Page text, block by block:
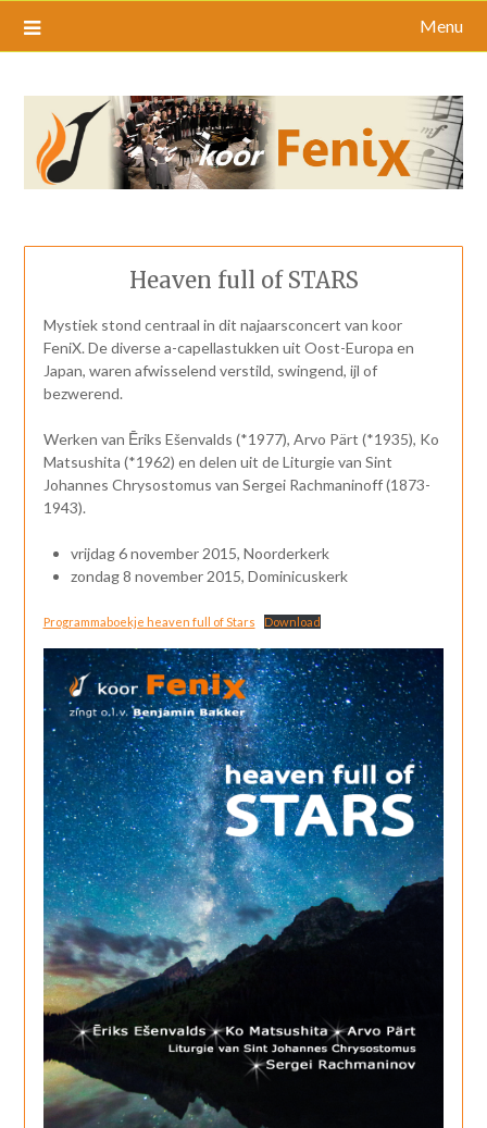
Menu
Heaven full of STARS
Mystiek stond centraal in dit najaarsconcert van koor
FeniX. De diverse a-capellastukken uit Oost-Europa en
Japan, waren afwisselend verstild, swingend, ijl of
bezwerend.
Werken van Ēriks Ešenvalds (*1977), Arvo Pärt (*1935), Ko
Matsushita (*1962) en delen uit de Liturgie van Sint
Johannes Chrysostomus van Sergei Rachmaninoff (1873-
1943).
vrijdag 6 november 2015, Noorderkerk
zondag 8 november 2015, Dominicuskerk
Programmaboekje heaven full of Stars Download